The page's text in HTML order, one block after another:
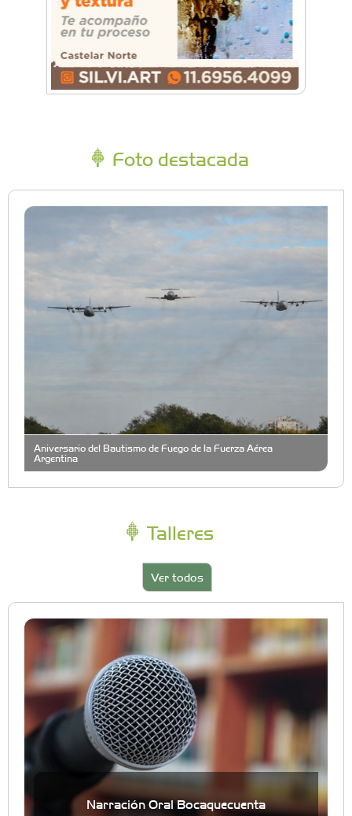
Foto destacada
Aniversario del Bautismo de Fuego de la Fuerza Aérea
Argentina
Talleres
Ver todos
Narración Oral Bocaquecuenta